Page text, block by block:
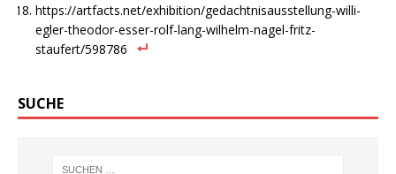
https://artfacts.net/exhibition/gedachtnisausstellung-willi-
egler-theodor-esser-rolf-lang-wilhelm-nagel-fritz-
staufert/598786
SUCHE